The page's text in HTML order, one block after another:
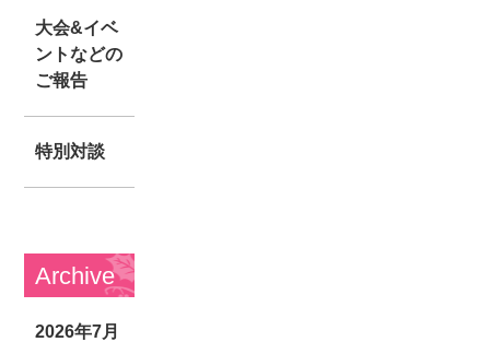
大会&イベ
ントなどの
ご報告
特別対談
Archive
2026年7月